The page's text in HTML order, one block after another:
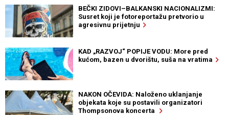
BEČKI ZIDOVI–BALKANSKI NACIONALIZMI:
Susret koji je fotoreportažu pretvorio u
agresivnu prijetnju
KAD „RAZVOJ“ POPIJE VODU: More pred
kućom, bazen u dvorištu, suša na vratima
NAKON OČEVIDA: Naloženo uklanjanje
objekata koje su postavili organizatori
Thompsonova koncerta